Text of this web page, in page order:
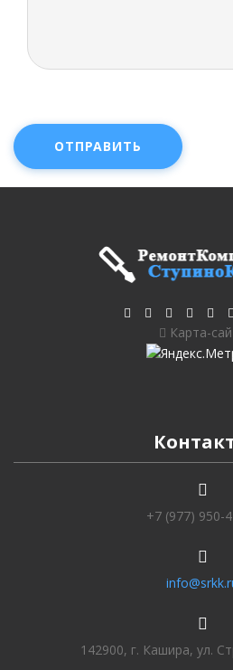
ОТПРАВИТЬ
Карта-
+7 (977) 950-
142900, г. Кашира, ул.